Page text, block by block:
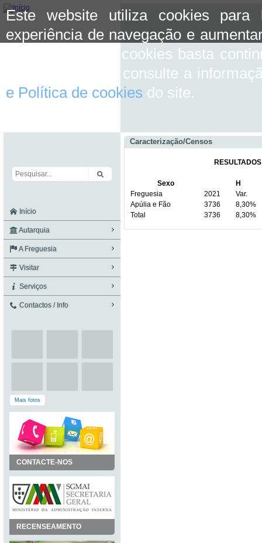
Este website utiliza cookies para
experiência de navegação e
aceitar o uso de cookies basta
mais informação consulte a
e Política de cookies do site.
Início
Autarquia
A Freguesia
Visitar
Serviços
Contactos / Info
Mais fotos
CONTACTE-NOS
RECENSEAMENTO
Caracterização/Censos
Sexo
H
Freguesia
2021
Var.
Apúlia e Fão
3736
8,30%
Total
3736 8,30%